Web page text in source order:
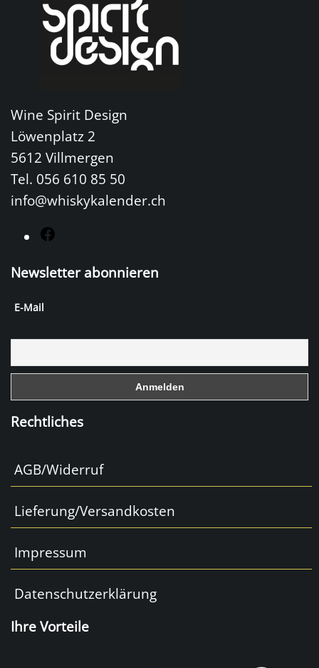
Wine Spirit Design
Löwenplatz 2
5612 Villmergen
Tel. 056 610 85 50
info@whiskykalender.ch
c
o
o
Newsletter abonnieren
E-Mail
Rechtliches
AGB/Widerruf
Lieferung/Versandkosten
Impressum
Datenschutzerklärung
Ihre Vorteile